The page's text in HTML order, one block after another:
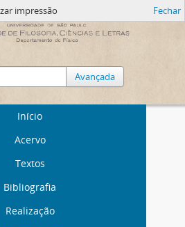
Avançada
Início
Acervo
Textos
Bibliografia
Realização
impressão Fechar